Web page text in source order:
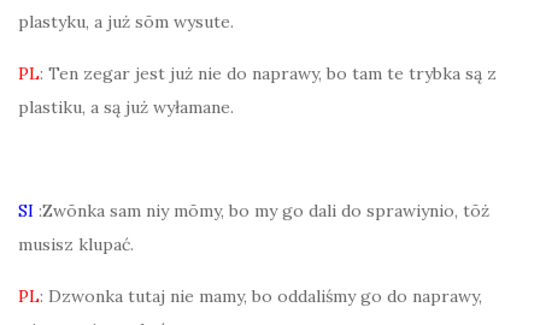
plastyku, a już sōm wysute.
PL: Ten zegar jest już nie do naprawy, bo tam te trybka są z
plastiku, a są już wyłamane.
SI :Zwōnka sam niy mōmy, bo my go dali do sprawiynio, tōż
musisz klupać.
PL: Dzwonka tutaj nie mamy, bo oddaliśmy go do naprawy,